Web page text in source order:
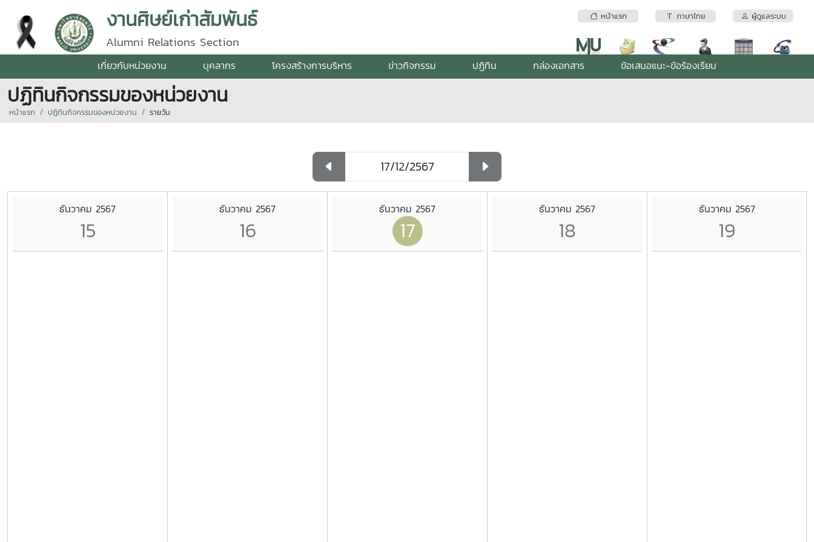
หน้าแรก ภาษาไทย ผู้ดูแลระบบ
งานศิษย์เก่าสัมพันธ์
Alumni Relations Section
เกี่ยวกับหน่วยงาน บุคลากร โครงสร้างการบริหาร ข่าวกิจกรรม ปฏิทิน กล่องเอกสาร ข้อเสนอแนะ-ข้อร้องเรียน
ปฏิทินกิจกรรมของหน่วยงาน
หน้าแรก ปฏิทินกิจกรรมของหน่วยงาน รายวัน
ธันวาคม 2567
15
ธันวาคม 2567
16
ธันวาคม 2567
17
ธันวาคม 2567
18
ธันวาคม 2567
19